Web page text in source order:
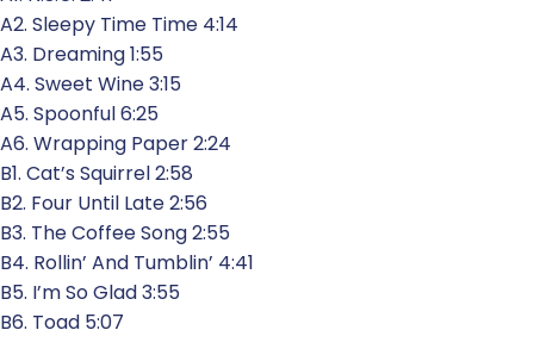
A2. Sleepy Time Time 4:14
A3. Dreaming 1:55
A4. Sweet Wine 3:15
A5. Spoonful 6:25
A6. Wrapping Paper 2:24
B1. Cat’s Squirrel 2:58
B2. Four Until Late 2:56
B3. The Coffee Song 2:55
B4. Rollin’ And Tumblin’ 4:41
B5. I’m So Glad 3:55
B6. Toad 5:07